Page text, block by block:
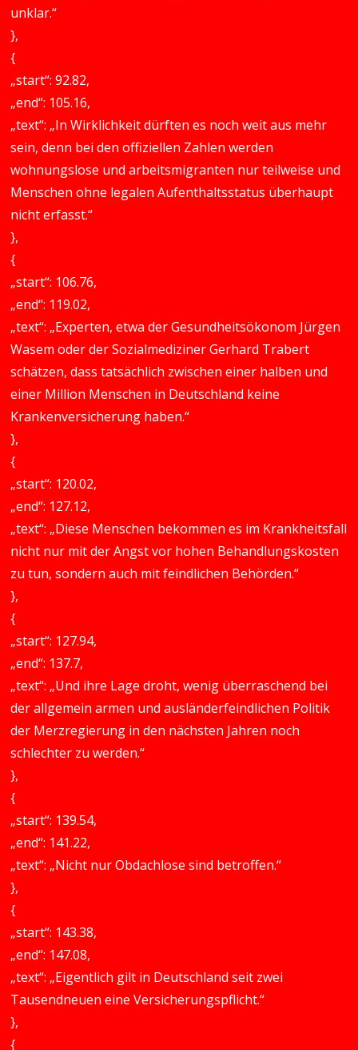
unklar.“
},
{
„start“: 92.82,
„end“: 105.16,
„text“: „In Wirklichkeit dürften es noch weit aus mehr
sein, denn bei den offiziellen Zahlen werden
wohnungslose und arbeitsmigranten nur teilweise und
Menschen ohne legalen Aufenthaltsstatus überhaupt
nicht erfasst.“
},
{
„start“: 106.76,
„end“: 119.02,
„text“: „Experten, etwa der Gesundheitsökonom Jürgen
Wasem oder der Sozialmediziner Gerhard Trabert
schätzen, dass tatsächlich zwischen einer halben und
einer Million Menschen in Deutschland keine
Krankenversicherung haben.“
},
{
„start“: 120.02,
„end“: 127.12,
„text“: „Diese Menschen bekommen es im Krankheitsfall
nicht nur mit der Angst vor hohen Behandlungskosten
zu tun, sondern auch mit feindlichen Behörden.“
},
{
„start“: 127.94,
„end“: 137.7,
„text“: „Und ihre Lage droht, wenig überraschend bei
der allgemein armen und ausländerfeindlichen Politik
der Merzregierung in den nächsten Jahren noch
schlechter zu werden.“
},
{
„start“: 139.54,
„end“: 141.22,
„text“: „Nicht nur Obdachlose sind betroffen.“
},
{
„start“: 143.38,
„end“: 147.08,
„text“: „Eigentlich gilt in Deutschland seit zwei
Tausendneuen eine Versicherungspflicht.“
},
{